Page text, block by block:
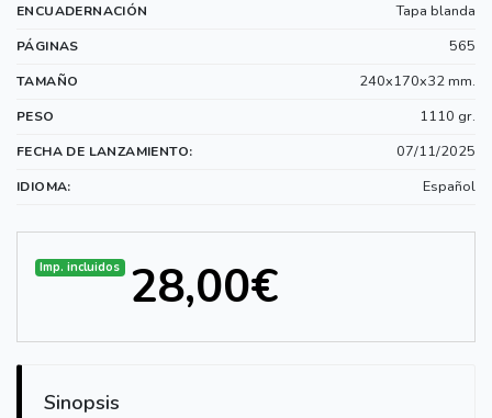
ENCUADERNACIÓN Tapa blanda
PÁGINAS 565
TAMAÑO 240x170x32 mm.
PESO 1110 gr.
FECHA DE LANZAMIENTO: 07/11/2025
IDIOMA: Español
Imp. incluidos 28,00€
Sinopsis